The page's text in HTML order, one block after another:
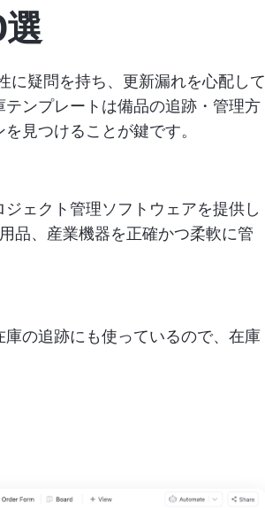
に疑問を持ち、更新漏れを心配して
ンプレートは備品の追跡・管理方
見つけることが鍵です。
ェクト管理ソフトウェアを提供し
品、産業機器を正確かつ柔軟に管
の追跡にも使っているので、在庫